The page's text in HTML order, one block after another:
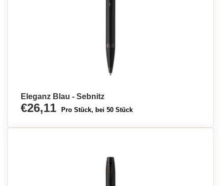
Eleganz Blau - Sebnitz
€26,11 Pro Stück, bei 50 Stück